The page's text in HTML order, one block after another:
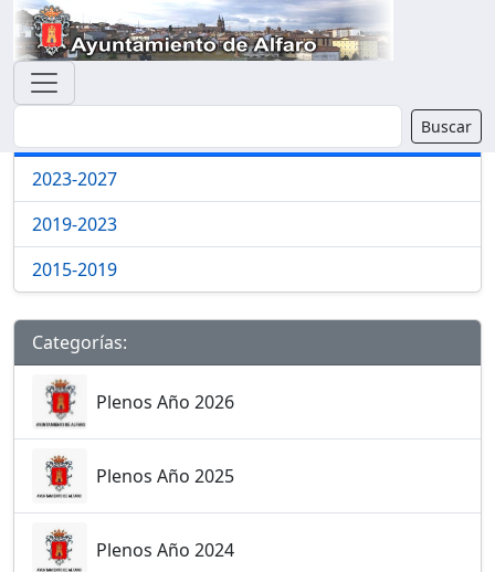
Buscador Buscar
2023-2027
2019-2023
2015-2019
Categorías:
Plenos Año 2026
Plenos Año 2025
Plenos Año 2024